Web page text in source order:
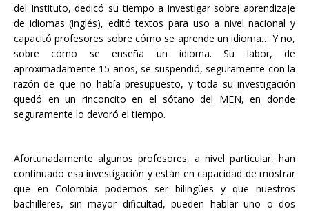
del Instituto, dedicó su tiempo a investigar sobre aprendizaje
de idiomas (inglés), editó textos para uso a nivel nacional y
capacitó profesores sobre cómo se aprende un idioma… Y no,
sobre cómo se enseña un idioma. Su labor, de
aproximadamente 15 años, se suspendió, seguramente con la
razón de que no había presupuesto, y toda su investigación
quedó en un rinconcito en el sótano del MEN, en donde
seguramente lo devoró el tiempo.
Afortunadamente algunos profesores, a nivel particular, han
continuado esa investigación y están en capacidad de mostrar
que en Colombia podemos ser bilingües y que nuestros
bachilleres, sin mayor dificultad, pueden hablar uno o dos